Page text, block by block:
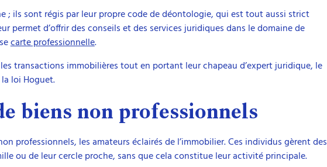
; ils sont régis par leur propre code de déontologie, qui est tout aussi strict
permet d’offrir des conseils et des services juridiques dans le domaine de
carte professionnelle.
transactions immobilières tout en portant leur chapeau d’expert juridique, le
loi Hoguet.
biens non professionnels
professionnels, les amateurs éclairés de l’immobilier. Ces individus gèrent des
ou de leur cercle proche, sans que cela constitue leur activité principale.